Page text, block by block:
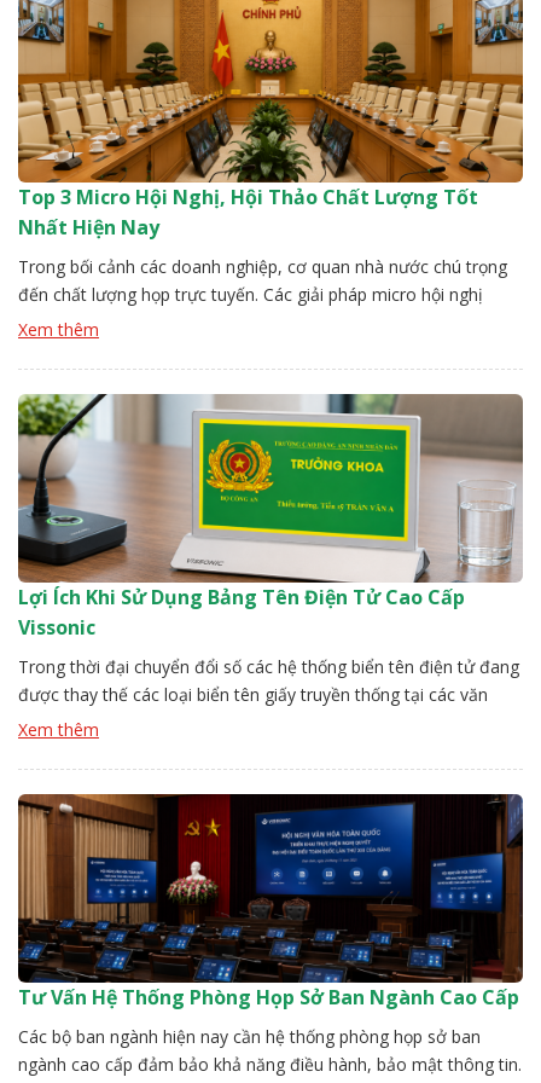
Top 3 Micro Hội Nghị, Hội Thảo Chất Lượng Tốt
Nhất Hiện Nay
Trong bối cảnh các doanh nghiệp, cơ quan nhà nước chú trọng
đến chất lượng họp trực tuyến. Các giải pháp micro hội nghị
đang trở thành lựa chọn hàng đầu mang lại âm thanh ổn định,
loại mirco chất lượng. […]
Xem thêm
Lợi Ích Khi Sử Dụng Bảng Tên Điện Tử Cao Cấp
Vissonic
Trong thời đại chuyển đổi số các hệ thống biển tên điện tử đang
được thay thế các loại biển tên giấy truyền thống tại các văn
phòng văn thư, hành chính công. Với thiết kế hiện đại bảng tên
thẩm […]
Xem thêm
Tư Vấn Hệ Thống Phòng Họp Sở Ban Ngành Cao Cấp
Các bộ ban ngành hiện nay cần hệ thống phòng họp sở ban
ngành cao cấp đảm bảo khả năng điều hành, bảo mật thông tin.